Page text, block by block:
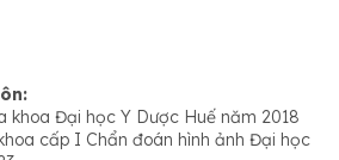
khoa Đại học Y Dược Huế năm 2018
cấp I Chẩn đoán hình ảnh Đại học